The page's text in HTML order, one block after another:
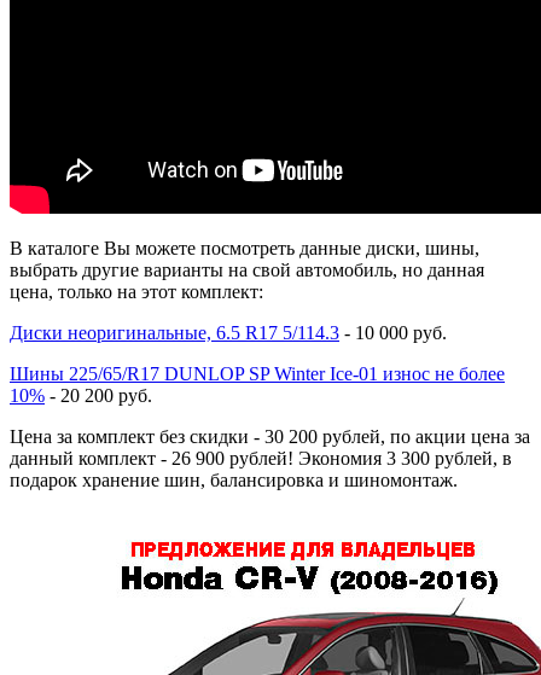
В каталоге Вы можете посмотреть данные диски, шины,
выбрать другие варианты на свой автомобиль, но данная
цена, только на этот комплект:
Диски неоригинальные, 6.5 R17 5/114.3 - 10 000 руб.
Шины 225/65/R17 DUNLOP SP Winter Ice-01 износ не более
10% - 20 200 руб.
Цена за комплект без скидки - 30 200 рублей, по акции цена за
данный комплект - 26 900 рублей! Экономия 3 300 рублей, в
подарок хранение шин, балансировка и шиномонтаж.